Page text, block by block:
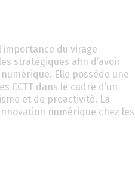
du virage
stratégiques afin d’avoir
Elle possède une
CCTT dans le cadre d’un
et de proactivité. La
numérique chez les